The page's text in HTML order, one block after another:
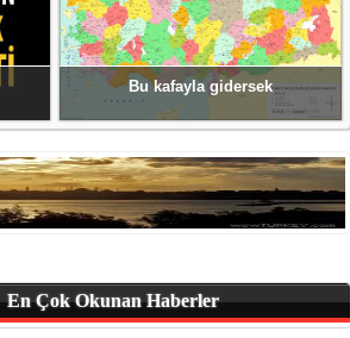
Bu kafayla gidersek
En Çok Okunan Haberler